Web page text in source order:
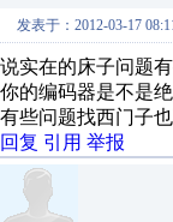
发表于：2012-03-17
说实在的床子问题
你的编码器是不是
有些问题找西门子
回复 引用 举报